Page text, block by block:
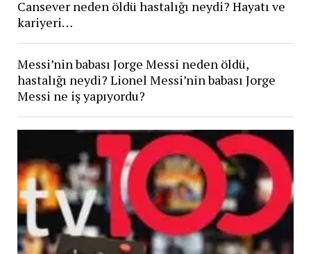
Cansever neden öldü hastalığı neydi? Hayatı ve
kariyeri…
Messi’nin babası Jorge Messi neden öldü,
hastalığı neydi? Lionel Messi’nin babası Jorge
Messi ne iş yapıyordu?